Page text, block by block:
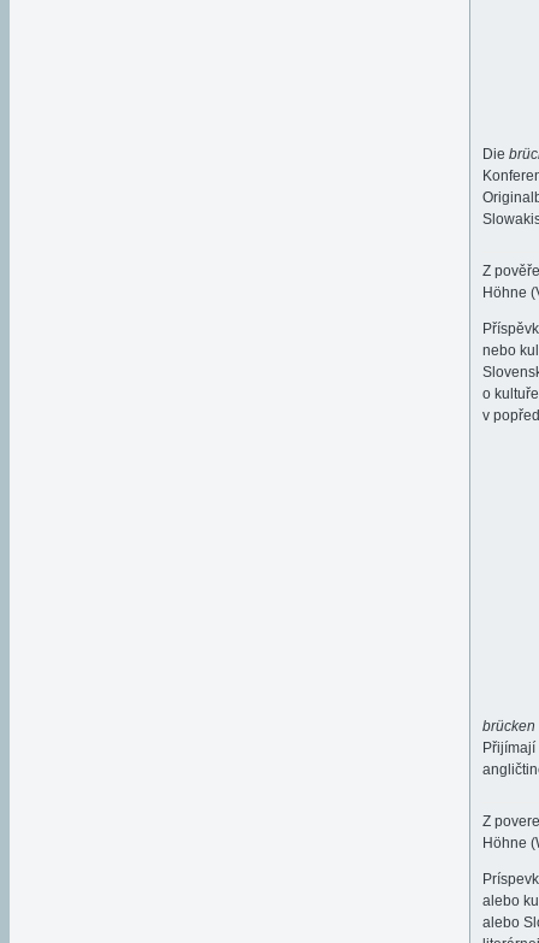
Die
Z
Höhne
nebo
o
v
brücken
Z
Höhne
alebo
alebo